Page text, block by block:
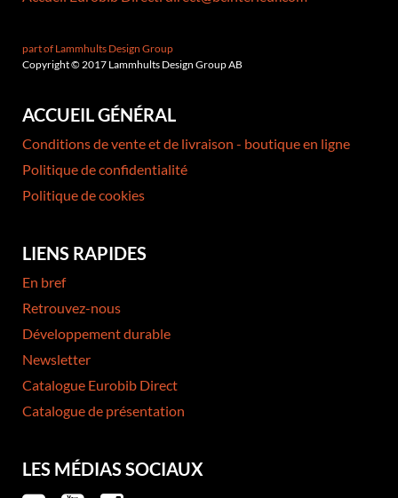
part of Lammhults Design Group
Copyright © 2017 Lammhults Design Group AB
ACCUEIL GÉNÉRAL
Conditions de vente et de livraison - boutique en ligne
Politique de confidentialité
Politique de cookies
LIENS RAPIDES
En bref
Retrouvez-nous
Développement durable
Newsletter
Catalogue Eurobib Direct
Catalogue de présentation
LES MÉDIAS SOCIAUX